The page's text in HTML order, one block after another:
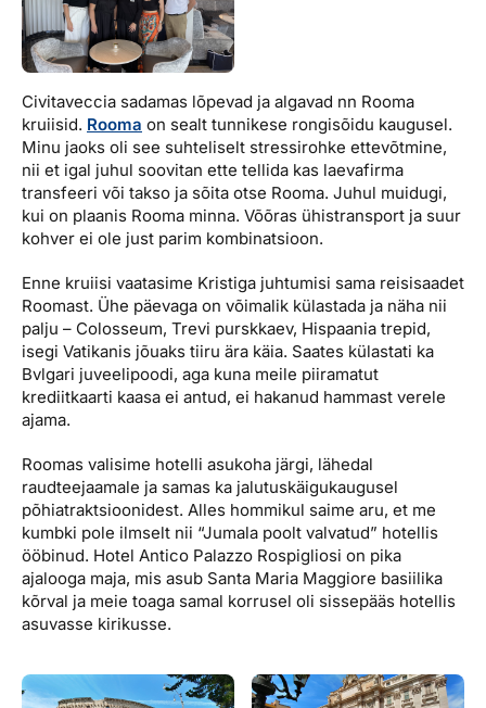
Civitaveccia sadamas lõpevad ja algavad nn Rooma
kruiisid. Rooma on sealt tunnikese rongisõidu kaugusel.
Minu jaoks oli see suhteliselt stressirohke ettevõtmine,
nii et igal juhul soovitan ette tellida kas laevafirma
transfeeri või takso ja sõita otse Rooma. Juhul muidugi,
kui on plaanis Rooma minna. Võõras ühistransport ja suur
kohver ei ole just parim kombinatsioon.
Enne kruiisi vaatasime Kristiga juhtumisi sama reisisaadet
Roomast. Ühe päevaga on võimalik külastada ja näha nii
palju – Colosseum, Trevi purskkaev, Hispaania trepid,
isegi Vatikanis jõuaks tiiru ära käia. Saates külastati ka
Bvlgari juveelipoodi, aga kuna meile piiramatut
krediitkaarti kaasa ei antud, ei hakanud hammast verele
ajama.
Roomas valisime hotelli asukoha järgi, lähedal
raudteejaamale ja samas ka jalutuskäigukaugusel
põhiatraktsioonidest. Alles hommikul saime aru, et me
kumbki pole ilmselt nii “Jumala poolt valvatud” hotellis
ööbinud. Hotel Antico Palazzo Rospigliosi on pika
ajalooga maja, mis asub Santa Maria Maggiore basiilika
kõrval ja meie toaga samal korrusel oli sissepääs hotellis
asuvasse kirikusse.